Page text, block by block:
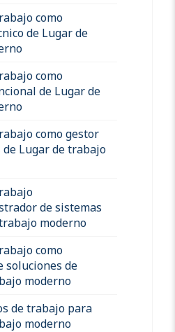
como
de Lugar de
como
de Lugar de
como gestor
de Lugar de trabajo
de sistemas
moderno
como
soluciones de
moderno
de trabajo para
moderno